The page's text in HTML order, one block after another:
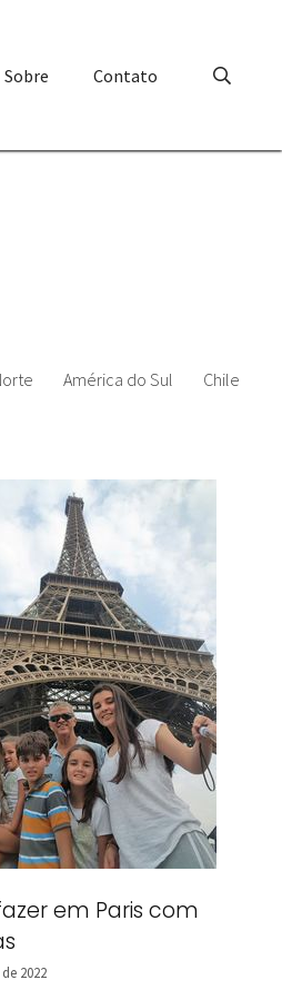
Sobre Contato
América do Sul Chile
em Paris com
2022